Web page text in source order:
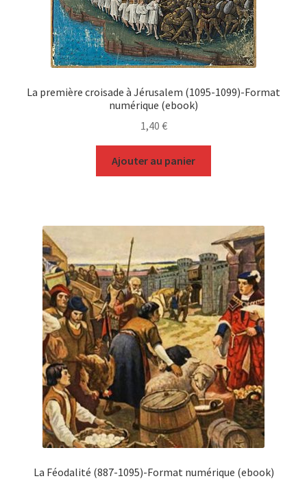
La première croisade à Jérusalem (1095-1099)-Format
numérique (ebook)
1,40 €
Ajouter au panier
La Féodalité (887-1095)-Format numérique (ebook)